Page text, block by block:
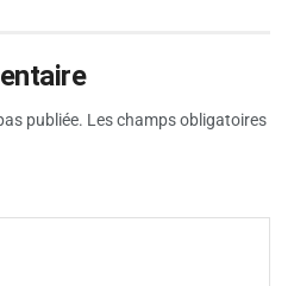
publiée. Les champs obligatoires